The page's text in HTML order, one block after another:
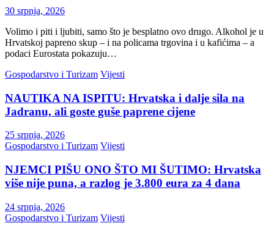
30 srpnja, 2026
Volimo i piti i ljubiti, samo što je besplatno ovo drugo. Alkohol je u
Hrvatskoj papreno skup – i na policama trgovina i u kafićima – a
podaci Eurostata pokazuju…
Gospodarstvo i Turizam Vijesti
NAUTIKA NA ISPITU: Hrvatska i dalje sila na
Jadranu, ali goste guše paprene cijene
25 srpnja, 2026
Gospodarstvo i Turizam Vijesti
NJEMCI PIŠU ONO ŠTO MI ŠUTIMO: Hrvatska
više nije puna, a razlog je 3.800 eura za 4 dana
24 srpnja, 2026
Gospodarstvo i Turizam Vijesti